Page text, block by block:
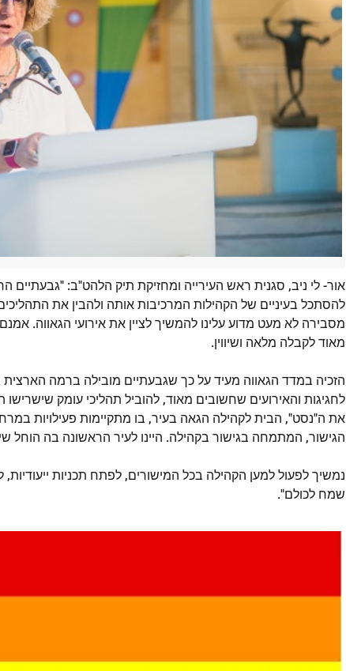
להסתכל בעיניים של הקהילות המרכיבות אותה ולהבין את
מסבירה לא מעט מדוע עלינו להמשיך לציין את אירועי הגאווה.
מאוד לקבלה מלאה ושיווין.
הזכיה במדד הגאווה מעיד על כך שגבעתיים מובילה ברמה
לחגיגות והאירועים שחשובים מאוד, להוביל תהליכי עומק
את ה"נסט", הבית לקהילה הגאה בעיר, בו מתקיימות פעילויות
הגישור, המתמחה בגישור בקהילה. היינו לעיר הראשונה בה הוחל שירות
נמשיך לפעול למען הקהילה בכל המישורים, לפתח תכניות ייעודיות,
שמח לכולם".